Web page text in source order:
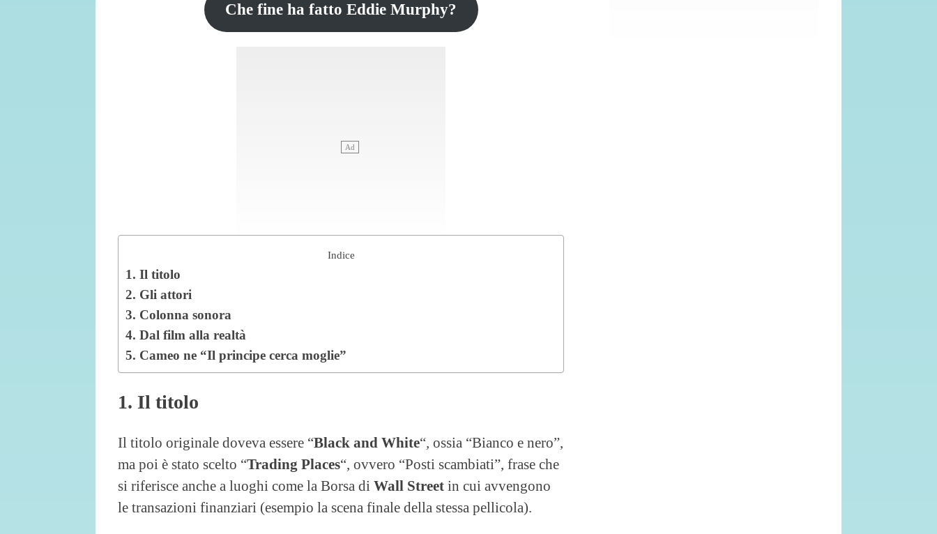
Che fine ha fatto Eddie Murphy?
Indice
1. Il titolo
2. Gli attori
3. Colonna sonora
4. Dal film alla realtà
5. Cameo ne “Il principe cerca moglie”
1. Il titolo
Il titolo originale doveva essere “Black and White“, ossia “Bianco e nero”,
ma poi è stato scelto “Trading Places“, ovvero “Posti scambiati”, frase che
si riferisce anche a luoghi come la Borsa di Wall Street in cui avvengono
le transazioni finanziari (esempio la scena finale della stessa pellicola).